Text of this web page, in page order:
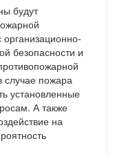
будут
безопасности и
случае пожара
установленные
А также
на